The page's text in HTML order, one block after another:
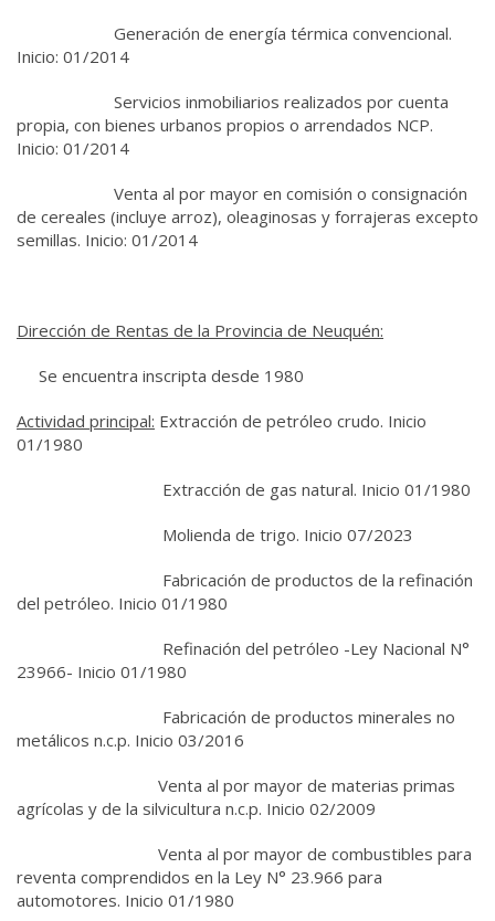
Generación de energía térmica convencional.
Inicio: 01/2014
Servicios inmobiliarios realizados por cuenta
propia, con bienes urbanos propios o arrendados NCP.
Inicio: 01/2014
Venta al por mayor en comisión o consignación
de cereales (incluye arroz), oleaginosas y forrajeras excepto
semillas. Inicio: 01/2014
Dirección de Rentas de la Provincia de Neuquén:
Se encuentra inscripta desde 1980
Actividad principal: Extracción de petróleo crudo. Inicio
01/1980
Extracción de gas natural. Inicio 01/1980
Molienda de trigo. Inicio 07/2023
Fabricación de productos de la refinación
del petróleo. Inicio 01/1980
Refinación del petróleo -Ley Nacional N°
23966- Inicio 01/1980
Fabricación de productos minerales no
metálicos n.c.p. Inicio 03/2016
Venta al por mayor de materias primas
agrícolas y de la silvicultura n.c.p. Inicio 02/2009
Venta al por mayor de combustibles para
reventa comprendidos en la Ley N° 23.966 para
automotores. Inicio 01/1980